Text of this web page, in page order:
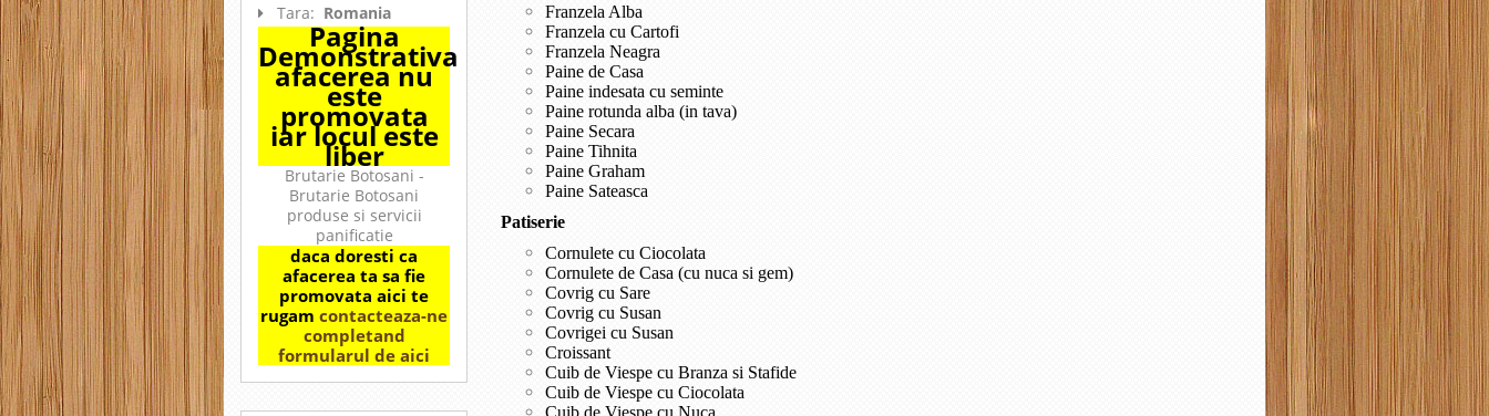
Tara: Romania
Pagina
Demonstrativa
afacerea nu
este
promovata
iar locul este
liber
Brutarie Botosani -
Brutarie Botosani
produse si servicii
panificatie
daca doresti ca
afacerea ta sa fie
promovata aici te
rugam contacteaza-ne
completand
formularul de aici
Franzela Alba
Franzela cu Cartofi
Franzela Neagra
Paine de Casa
Paine indesata cu seminte
Paine rotunda alba (in tava)
Paine Secara
Paine Tihnita
Paine Graham
Paine Sateasca
Patiserie
Cornulete cu Ciocolata
Cornulete de Casa (cu nuca si gem)
Covrig cu Sare
Covrig cu Susan
Covrigei cu Susan
Croissant
Cuib de Viespe cu Branza si Stafide
Cuib de Viespe cu Ciocolata
Cuib de Viespe cu Nuca